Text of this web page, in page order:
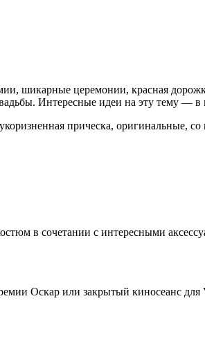
шикарные церемонии, красная
Интересные идеи на эту тему —
прическа, оригинальные, со
в сочетании с интересными
Оскар или закрытый киносеанс